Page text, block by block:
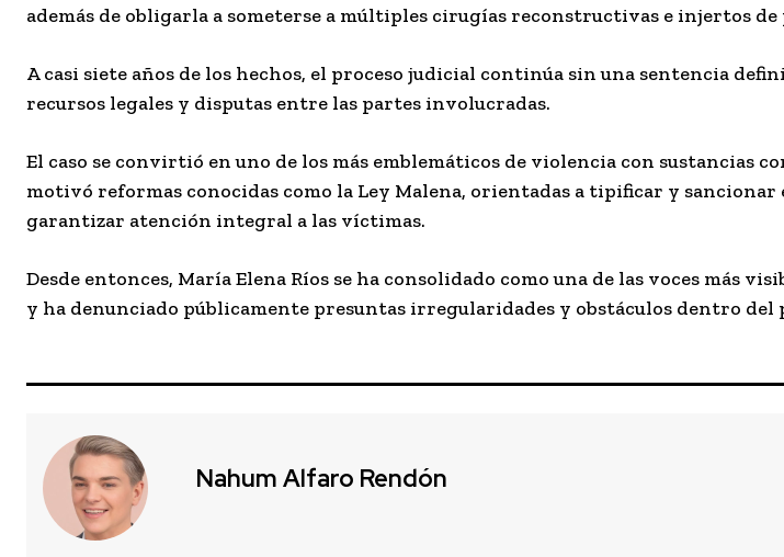
además de obligarla a someterse a múltiples cirugías reconstructivas e injertos de
A casi siete años de los hechos, el proceso judicial continúa sin una sentencia
recursos legales y disputas entre las partes involucradas.
El caso se convirtió en uno de los más emblemáticos de violencia con sustancias
motivó reformas conocidas como la Ley Malena, orientadas a tipificar y sancionar
garantizar atención integral a las víctimas.
Desde entonces, María Elena Ríos se ha consolidado como una de las voces más
y ha denunciado públicamente presuntas irregularidades y obstáculos dentro del
Nahum Alfaro Rendón